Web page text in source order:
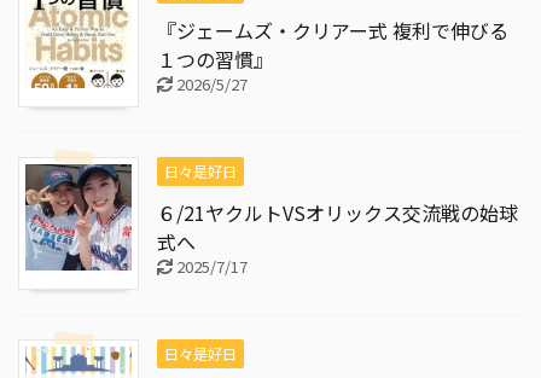
『ジェームズ・クリアー式 複利で伸びる
１つの習慣』
2026/5/27
日々是好日
６/21ヤクルトVSオリックス交流戦の始球
式へ
2025/7/17
日々是好日